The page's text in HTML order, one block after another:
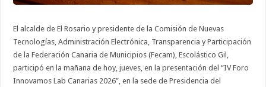
El alcalde de El Rosario y presidente de la Comisión de Nuevas
Tecnologías, Administración Electrónica, Transparencia y Participación
de la Federación Canaria de Municipios (Fecam), Escolástico Gil,
participó en la mañana de hoy, jueves, en la presentación del “IV Foro
Innovamos Lab Canarias 2026”, en la sede de Presidencia del